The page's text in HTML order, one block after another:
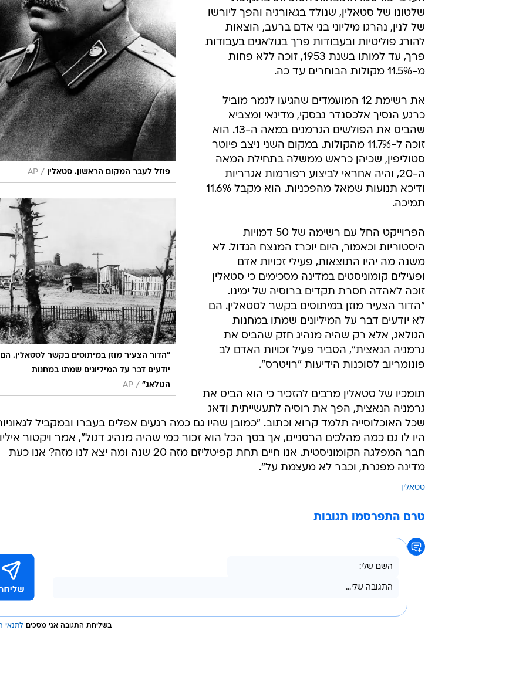
פוזל לעבר המקום הראשון. סטאלין /
AP
"הדור הצעיר מוזן במיתוסים בקשר לסטאלין.
יודעים דבר על המיליונים שמתו במחנות
הגולאג" /
AP
שלטונו של סטאלין, שנולד בגאורגיה והפך ליורשו
של לנין, נהרגו מיליוני בני אדם ברעב, הוצאות
להורג פוליטיות ובעבודות פרך בגולאגים בעבודות
פרך, עד למותו בשנת 1953, זוכה ללא פחות
מ-11.5% מקולות הבוחרים עד כה.
את רשימת 12 המועמדים שהגיעו לגמר מוביל
כרגע הנסיך אלכסנדר נבסקי, מדינאי ומצביא
שהביס את הפולשים הגרמנים במאה ה-13. הוא
זוכה ל-11.7% מהקולות. במקום השני ניצב פיוטר
סטוליפין, שכיהן כראש ממשלה בתחילת המאה
ה-20, והיה אחראי לביצוע רפורמות אגרריות
ודיכא תנועות שמאל מהפכניות. הוא מקבל 11.6%
תמיכה.
הפרוייקט החל עם רשימה של 50 דמויות
היסטוריות וכאמור, היום יוכרז המנצח הגדול. לא
משנה מה יהיו התוצאות, פעילי זכויות אדם
ופעילים קומוניסטים במדינה מסכימים כי סטאלין
זוכה לאהדה חסרת תקדים ברוסיה של ימינו.
"הדור הצעיר מוזן במיתוסים בקשר לסטאלין. הם
לא יודעים דבר על המיליונים שמתו במחנות
הגולאג, אלא רק שהיה מנהיג חזק שהביס את
גרמניה הנאצית", הסביר פעיל זכויות האדם לב
פונומריוב לסוכנות הידיעות "רויטרס".
תומכיו של סטאלין מרבים להזכיר כי הוא הביס את
גרמניה הנאצית, הפך את רוסיה לתעשייתית ודאג
שכל האוכלוסייה תלמד קרוא וכתוב. "כמובן שהיו גם כמה רגעים אפלים בעברו ובמקביל
היו לו גם כמה מהלכים הרסניים, אך בסך הכל הוא זכור כמי שהיה מנהיג דגול", אמר ויקטור
חבר המפלגה הקומוניסטית. אנו חיים תחת קפיטליזם מזה 20 שנה ומה יצא לנו מזה? אנו כעת
מדינה מפגרת, וכבר לא מעצמת על".
סטאלין
טרם התפרסמו תגובות
בשליחת התגובה אני מסכים לתנאי